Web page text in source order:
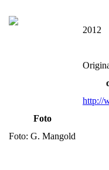
2012
http://
Foto
Foto: G. Mangold